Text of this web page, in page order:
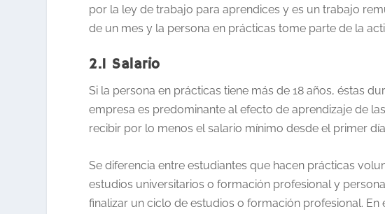
por la ley de trabajo para aprendices y es un trabajo
de un mes y la persona en prácticas tome parte de la
2.1 Salario
Si la persona en prácticas tiene más de 18 años, éstas
empresa es predominante al efecto de aprendizaje de
recibir por lo menos el salario mínimo desde el primer
Se diferencia entre estudiantes que hacen prácticas
estudios universitarios o formación profesional y
finalizar un ciclo de estudios o formación profesional.